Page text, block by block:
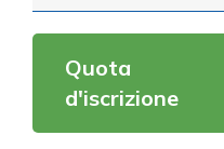
Quota
d'iscrizione